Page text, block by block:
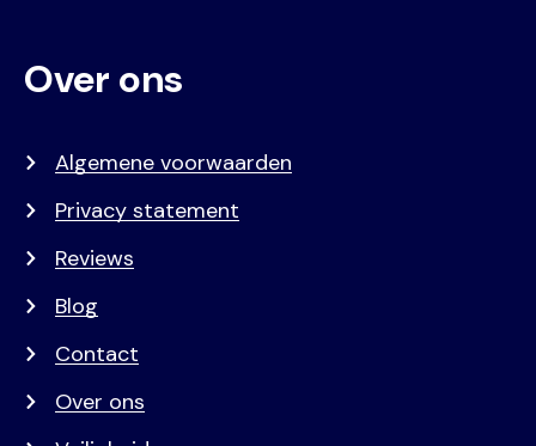
Over ons
Algemene voorwaarden
Privacy statement
Reviews
Blog
Contact
Over ons